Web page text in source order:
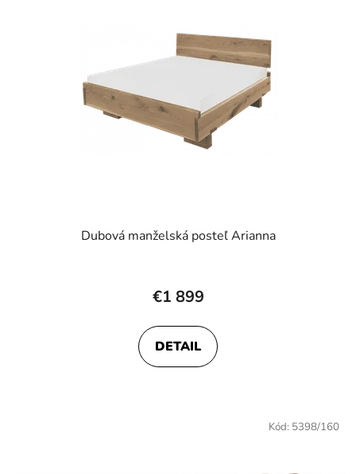
Dubová manželská posteľ Arianna
€1 899
DETAIL
Kód: 5398/160